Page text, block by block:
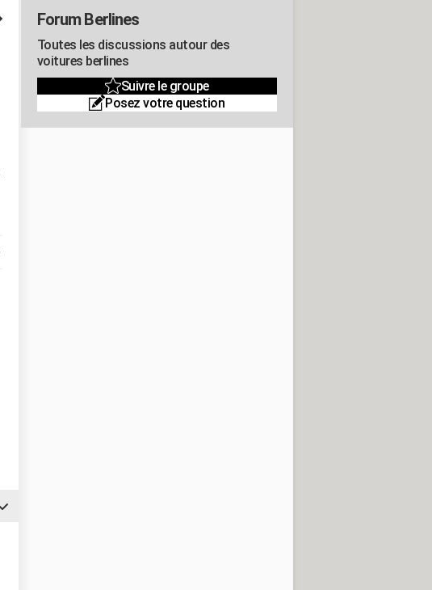
Forum Berlines
Toutes les discussions autour des
voitures berlines
Suivre le groupe
Posez votre question